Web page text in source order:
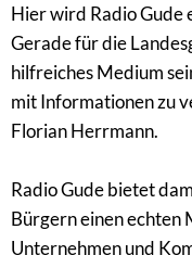
Hier wird Radio Gude
Gerade für die
hilfreiches Medium
mit Informationen zu
Florian Herrmann.
Radio Gude bietet
Bürgern einen
Unternehmen und